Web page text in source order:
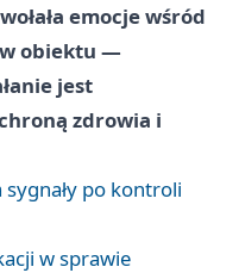
emocje wśród
obiektu —
jest
zdrowia i
sygnały po kontroli
w sprawie